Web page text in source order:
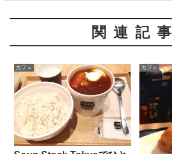
関連記事
カフェ カフェ